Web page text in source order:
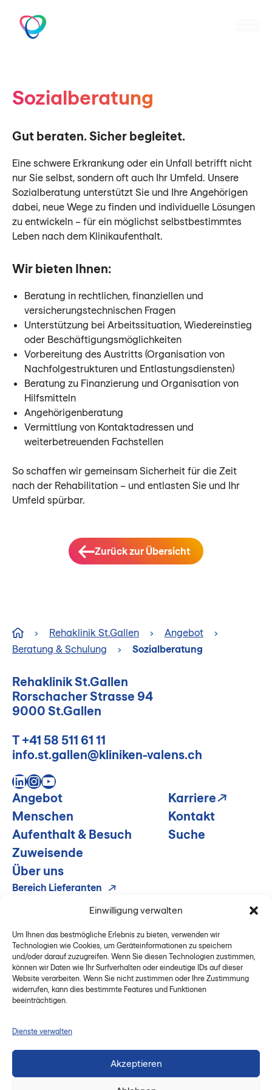
Einwilligung verwalten
Um Ihnen das bestmögliche Erlebnis zu bieten, verwenden wir
Technologien wie Cookies, um Geräteinformationen zu speichern
und/oder darauf zuzugreifen. Wenn Sie diesen Technologien zustimmen,
können wir Daten wie Ihr Surfverhalten oder eindeutige IDs auf dieser
Website verarbeiten. Wenn Sie nicht zustimmen oder Ihre Zustimmung
widerrufen, kann dies bestimmte Features und Funktionen
beeinträchtigen.
Dienste verwalten
Akzeptieren
Inhalt
springen
Sozialberatung
Gut beraten. Sicher begleitet.
Eine schwere Erkrankung oder ein Unfall betrifft nicht
nur Sie selbst, sondern oft auch Ihr Umfeld. Unsere
Sozialberatung unterstützt Sie und Ihre Angehörigen
dabei, neue Wege zu finden und individuelle Lösungen
zu entwickeln – für ein möglichst selbstbestimmtes
Leben nach dem Klinikaufenthalt.
Wir bieten Ihnen:
Beratung in rechtlichen, finanziellen und
versicherungstechnischen Fragen
Unterstützung bei Arbeitssituation, Wiedereinstieg
oder Beschäftigungsmöglichkeiten
Vorbereitung des Austritts (Organisation von
Nachfolgestrukturen und Entlastungsdiensten)
Beratung zu Finanzierung und Organisation von
Hilfsmitteln
Angehörigenberatung
Vermittlung von Kontaktadressen und
weiterbetreuenden Fachstellen
So schaffen wir gemeinsam Sicherheit für die Zeit
nach der Rehabilitation – und entlasten Sie und Ihr
Umfeld spürbar.
Zurück zur Übersicht
› Rehaklinik St.Gallen › Angebot
›
Beratung & Schulung
› Sozialberatung
Rehaklinik St.Gallen
Rorschacher Strasse 94
9000 St.Gallen
T +41 58 511 61 11
info.st.gallen@kliniken-valens.ch
LinkedIn
Instagram
YouTube
Angebot
Menschen
Aufenthalt & Besuch
Zuweisende
Über uns
Karriere
Kontakt
Suche
Bereich Lieferanten
Impressum & Datenschutz